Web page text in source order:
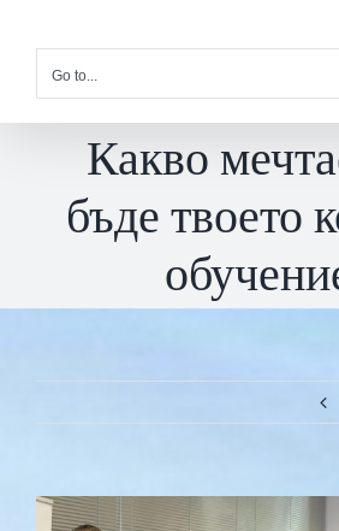
contentGo to...
Какво
бъде твоето
View